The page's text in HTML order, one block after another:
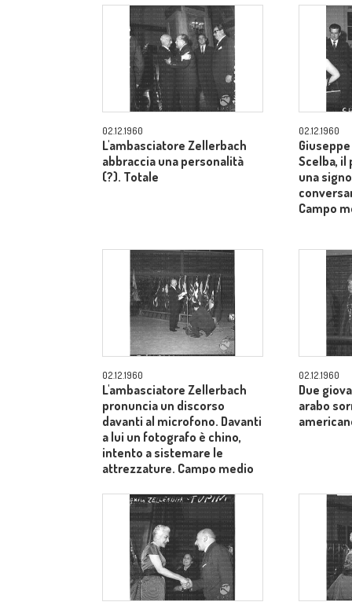
02.12.1960
L'ambasciatore Zellerbach
abbraccia una personalità
(?). Totale
02.12.1960
Scelba,
una
Campo
02.12.1960
L'ambasciatore Zellerbach
pronuncia un discorso
davanti al microfono. Davanti
a lui un fotografo è chino,
intento a sistemare le
attrezzature. Campo medio
02.12.1960
Due
arabo